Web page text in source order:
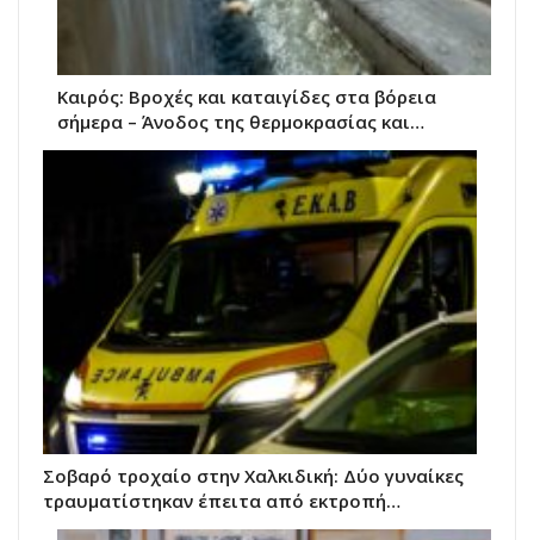
Καιρός: Βροχές και καταιγίδες στα βόρεια
σήμερα – Άνοδος της θερμοκρασίας και…
Σοβαρό τροχαίο στην Χαλκιδική: Δύο γυναίκες
τραυματίστηκαν έπειτα από εκτροπή…